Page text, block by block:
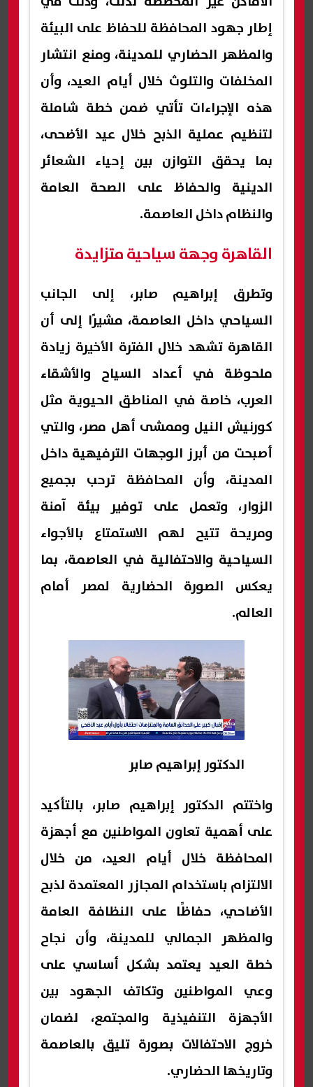
إطار جهود المحافظة للحفاظ على البيئة
والمظهر الحضاري للمدينة، ومنع انتشار
المخلفات والتلوث خلال أيام العيد، وأن
هذه الإجراءات تأتي ضمن خطة شاملة
لتنظيم عملية الذبح خلال عيد الأضحى،
بما يحقق التوازن بين إحياء الشعائر
الدينية والحفاظ على الصحة العامة
والنظام داخل العاصمة.
القاهرة وجهة سياحية متزايدة
وتطرق إبراهيم صابر، إلى الجانب
السياحي داخل العاصمة، مشيرًا إلى أن
القاهرة تشهد خلال الفترة الأخيرة زيادة
ملحوظة في أعداد السياح والأشقاء
العرب، خاصة في المناطق الحيوية مثل
كورنيش النيل وممشى أهل مصر، والتي
أصبحت من أبرز الوجهات الترفيهية داخل
المدينة، وأن المحافظة ترحب بجميع
الزوار، وتعمل على توفير بيئة آمنة
ومريحة تتيح لهم الاستمتاع بالأجواء
السياحية والاحتفالية في العاصمة، بما
يعكس الصورة الحضارية لمصر أمام
العالم.
الدكتور إبراهيم صابر
واختتم الدكتور إبراهيم صابر، بالتأكيد
على أهمية تعاون المواطنين مع أجهزة
المحافظة خلال أيام العيد، من خلال
الالتزام باستخدام المجازر المعتمدة لذبح
الأضاحي، حفاظًا على النظافة العامة
والمظهر الجمالي للمدينة، وأن نجاح
خطة العيد يعتمد بشكل أساسي على
وعي المواطنين وتكاتف الجهود بين
الأجهزة التنفيذية والمجتمع، لضمان
خروج الاحتفالات بصورة تليق بالعاصمة
وتاريخها الحضاري.